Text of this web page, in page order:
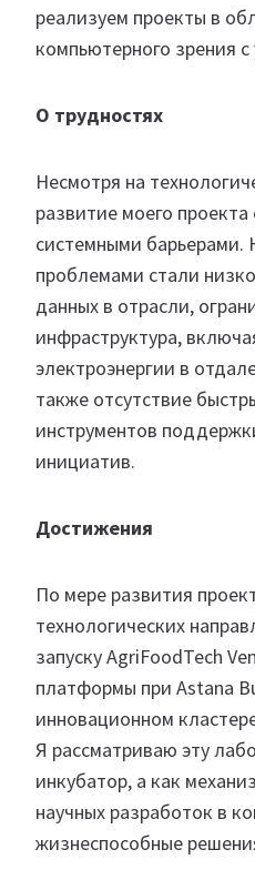
реализуем проекты в
компьютерного зрения
О трудностях
Несмотря на
развитие моего
системными
проблемами стали
данных в отрасли,
инфраструктура,
электроэнергии в
также отсутствие
инструментов
инициатив.
Достижения
По мере развития
технологических
запуску AgriFoodTech
платформы при Astana
инновационном
Я рассматриваю эту
инкубатор, а как
научных разработок в
жизнеспособные